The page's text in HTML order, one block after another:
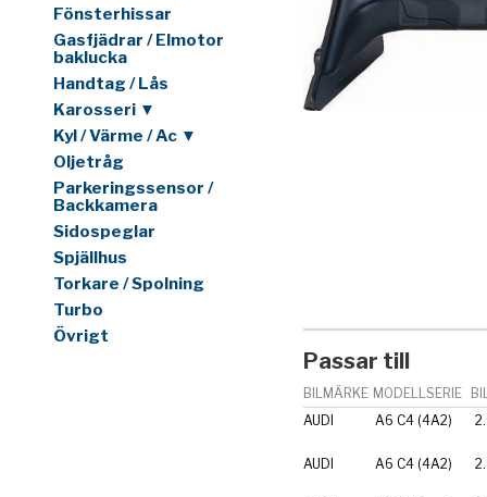
Fönsterhissar
Gasfjädrar / Elmotor
baklucka
Handtag / Lås
Karosseri ▼
Kyl / Värme / Ac ▼
Oljetråg
Parkeringssensor /
Backkamera
Sidospeglar
Spjällhus
Torkare / Spolning
Turbo
Övrigt
Passar till
BILMÄRKE MODELLSERIE
AUDI
A6 C4 (4A2)
AUDI A6 C4 (4A2)